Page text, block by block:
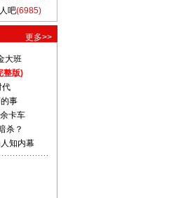
吧(6985)
更多>>
大班
整版)
代
事
卡车
杀？
知内幕